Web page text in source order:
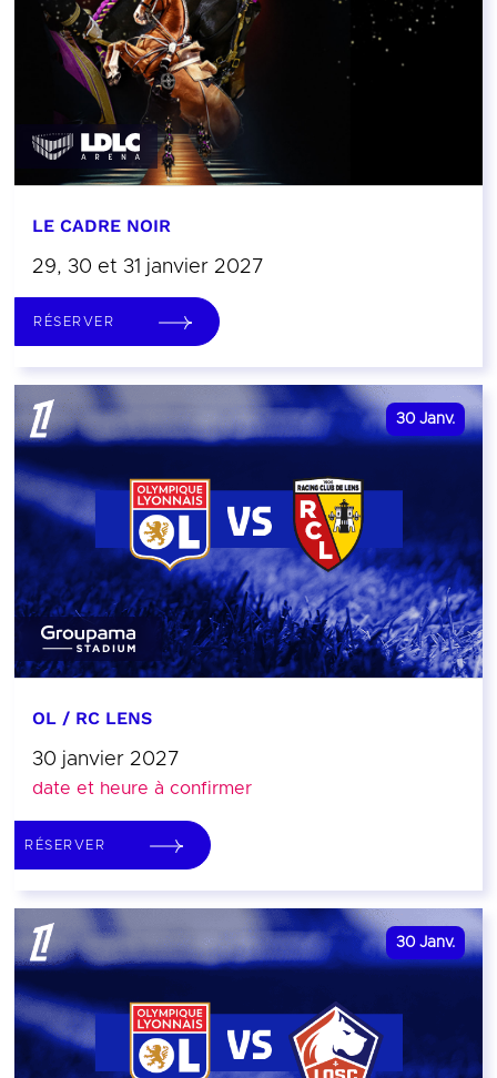
LE CADRE NOIR
29, 30 et 31 janvier 2027
RÉSERVER
30 Janv.
OL / RC LENS
30 janvier 2027
date et heure à confirmer
RÉSERVER
30 Janv.